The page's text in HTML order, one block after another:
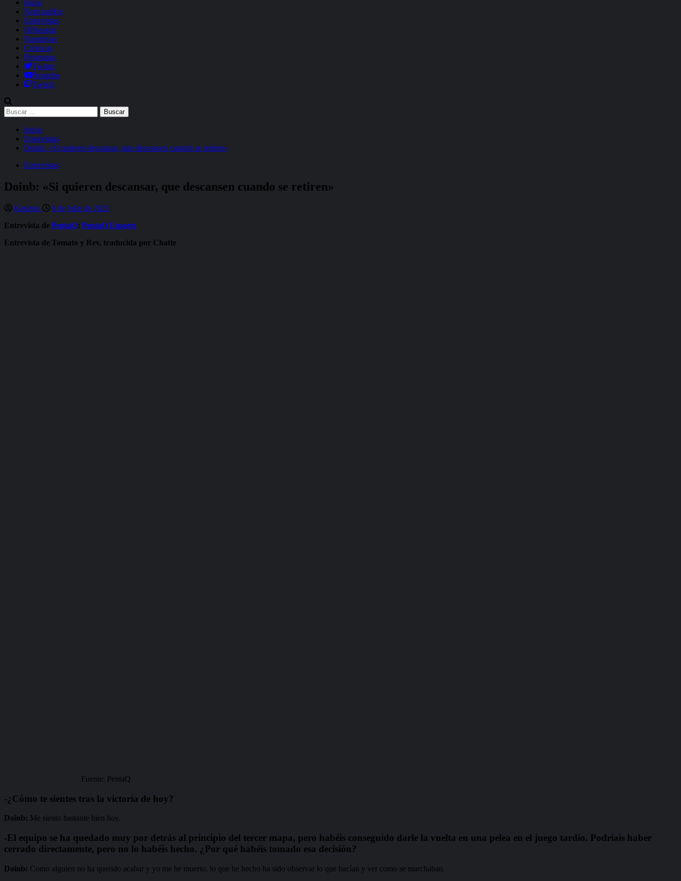
Inicio
NoticiasHot
Entrevistas
Offseason
Narrativas
Crónicas
Programa
Twitter
Youtube
Twitch
Buscar:
Inicio
Entrevistas
Doinb: «Si quieren descansar, que descansen cuando se retiren»
Entrevistas
Doinb: «Si quieren descansar, que descansen cuando se retiren»
Katarsis
6 de julio de 2021
Entrevista de PentaQ: PentaQ Esports
Entrevista de Tomato y Rev, traducida por Chatte
Fuente: PentaQ
-¿Cómo te sientes tras la victoria de hoy?
Doinb: Me siento bastante bien hoy.
-El equipo se ha quedado muy por detrás al principio del tercer mapa, pero habéis conseguido darle la vuelta en una pelea en el juego tardío. Podríais haber
cerrado directamente, pero no lo habéis hecho. ¿Por qué habéis tomado esa decisión?
Doinb: Como alguien no ha querido acabar y yo me he muerto, lo que he hecho ha sido observar lo que hacían y ver como se marchaban.